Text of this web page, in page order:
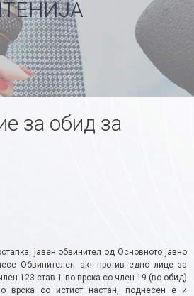
за обид за
јавен обвинител од Основното јавно
Обвинителен акт против едно лице за
123 став 1 во врска со член 19 (во обид)
врска со истиот настан, поднесен е и